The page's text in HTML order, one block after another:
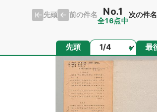
先頭 前の件名 No.1
全16点中
次の件名
先頭 ページ 最